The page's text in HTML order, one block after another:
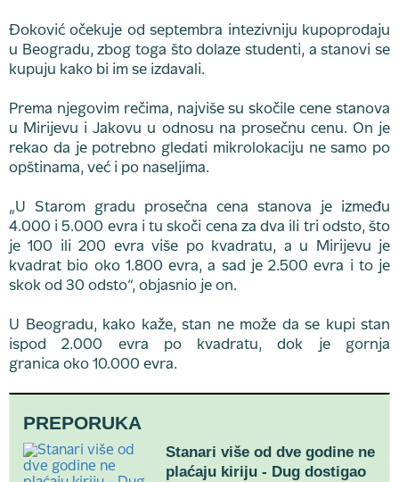
Đoković očekuje od septembra intezivniju kupoprodaju
u Beogradu, zbog toga što dolaze studenti, a stanovi se
kupuju kako bi im se izdavali.
Prema njegovim rečima, najviše su skočile cene stanova
u Mirijevu i Jakovu u odnosu na prosečnu cenu. On je
rekao da je potrebno gledati mikrolokaciju ne samo po
opštinama, već i po naseljima.
„U Starom gradu prosečna cena stanova je između
4.000 i 5.000 evra i tu skoči cena za dva ili tri odsto, što
je 100 ili 200 evra više po kvadratu, a u Mirijevu je
kvadrat bio oko 1.800 evra, a sad je 2.500 evra i to je
skok od 30 odsto“, objasnio je on.
U Beogradu, kako kaže, stan ne može da se kupi stan
ispod 2.000 evra po kvadratu, dok je gornja
granica oko 10.000 evra.
PREPORUKA
Stanari više od dve godine ne
plaćaju kiriju - Dug dostigao